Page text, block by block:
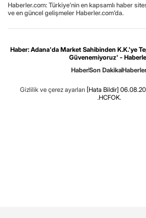
Haberler.com: Türkiye’nin en kapsamlı haber
ve en güncel gelişmeler Haberler.com’da.
Haber: Adana'da Market Sahibinden K.K.'ye
Güvenemiyoruz' -
HaberSon Dakika
Gizlilik ve çerez ayarları [Hata Bildir]
.HCFOK.